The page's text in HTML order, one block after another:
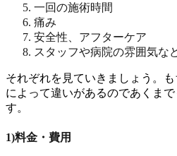
一回の施術時間
痛み
安全性、アフターケア
スタッフや病院の雰囲気な
それぞれを見ていきましょう。
によって違いがあるのであくま
す。
1)料金・費用